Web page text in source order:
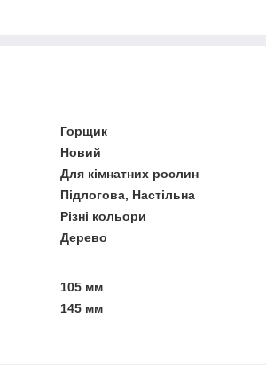
Горщик
Новий
Для кімнатних рослин
Підлогова, Настільна
Різні кольори
Дерево
105 мм
145 мм